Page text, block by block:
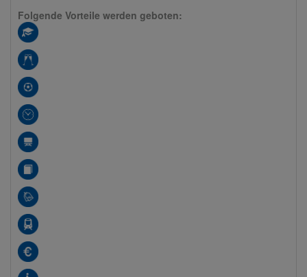
Folgende Vorteile werden geboten: